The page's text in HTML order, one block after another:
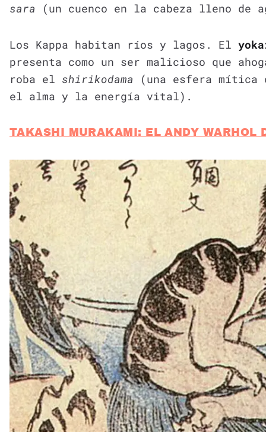
sara (un cuenco en la cabeza lleno de
Los Kappa habitan ríos y lagos. El
presenta como un ser malicioso que
roba el shirikodama (una esfera mítica
el alma y la energía vital).
TAKASHI MURAKAMI: EL ANDY WARHOL